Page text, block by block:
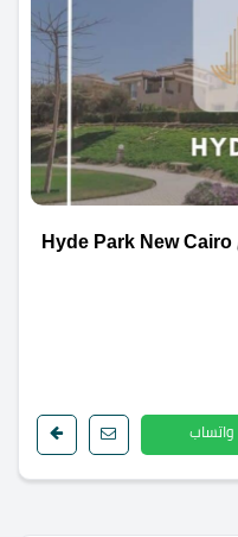
كمبوند هايد بارك التجمع الخامس Hyde Park New Cairo
واتساب